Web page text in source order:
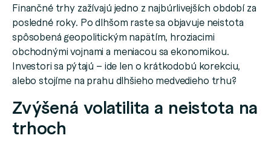
Finančné trhy zažívajú jedno z najbúrlivejších období za
posledné roky. Po dlhšom raste sa objavuje neistota
spôsobená geopolitickým napätím, hroziacimi
obchodnými vojnami a meniacou sa ekonomikou.
Investori sa pýtajú – ide len o krátkodobú korekciu,
alebo stojíme na prahu dlhšieho medvedieho trhu?
Zvýšená volatilita a neistota na
trhoch